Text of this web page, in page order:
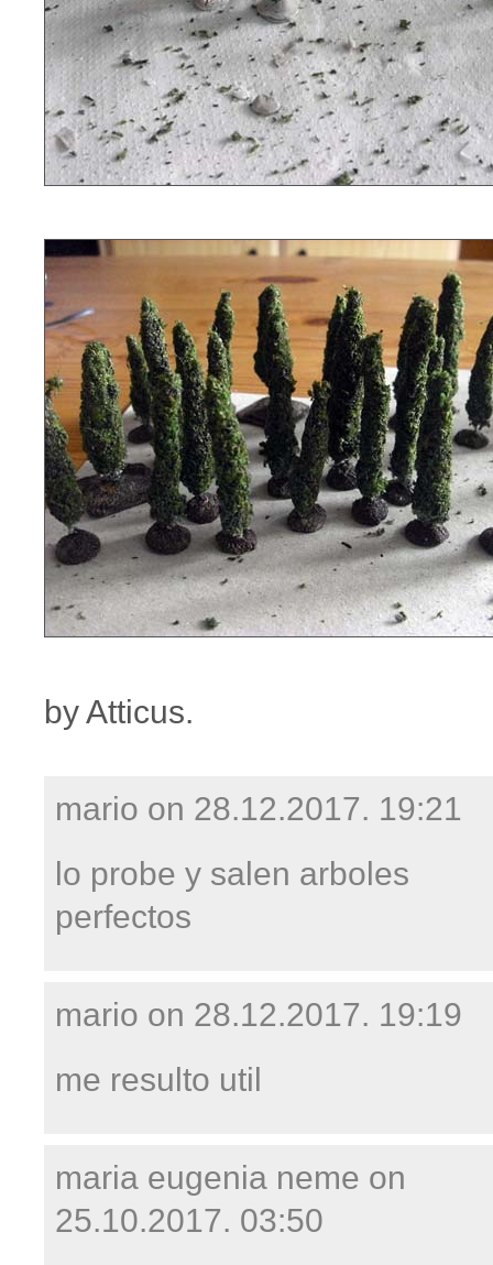
by Atticus.
mario on 28.12.2017. 19:21
lo probe y salen arboles
perfectos
mario on 28.12.2017. 19:19
me resulto util
maria eugenia neme on
25.10.2017. 03:50